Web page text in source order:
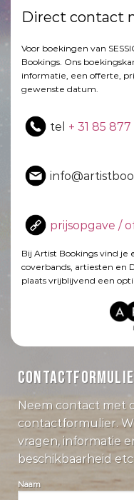
Direct contact
Voor boekingen van
Bookings. Ons
informatie, een offerte,
gewenste datum.
tel + 31 85 877
prijsopgave /
Bij Artist Bookings vind
coverbands, artiesten en
plaats vrijblijvend een
Neem contact met
contactformulier.
vragen, informatie
beschikbaarheid etc.
Naam